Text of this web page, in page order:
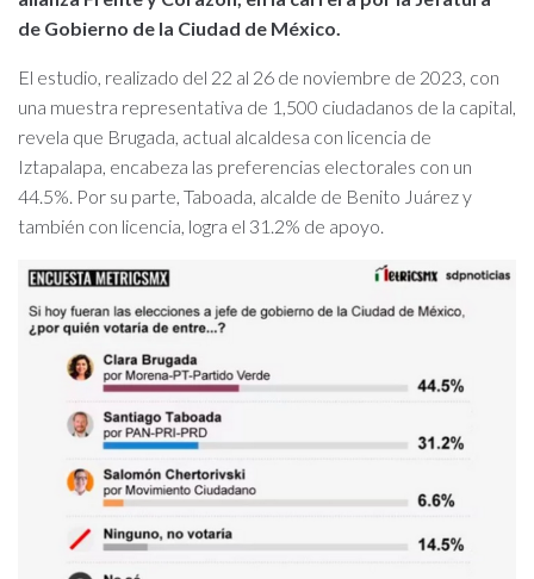
de Gobierno de la Ciudad de México.
El estudio, realizado del 22 al 26 de noviembre de 2023, con
una muestra representativa de 1,500 ciudadanos de la capital,
revela que Brugada, actual alcaldesa con licencia de
Iztapalapa, encabeza las preferencias electorales con un
44.5%. Por su parte, Taboada, alcalde de Benito Juárez y
también con licencia, logra el 31.2% de apoyo.